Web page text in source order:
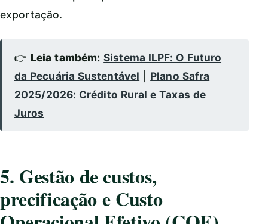
exportação.
👉 Leia também: Sistema ILPF: O Futuro
da Pecuária Sustentável
Plano Safra
2025/2026: Crédito Rural e Taxas de
Juros
5. Gestão de custos,
precificação e Custo